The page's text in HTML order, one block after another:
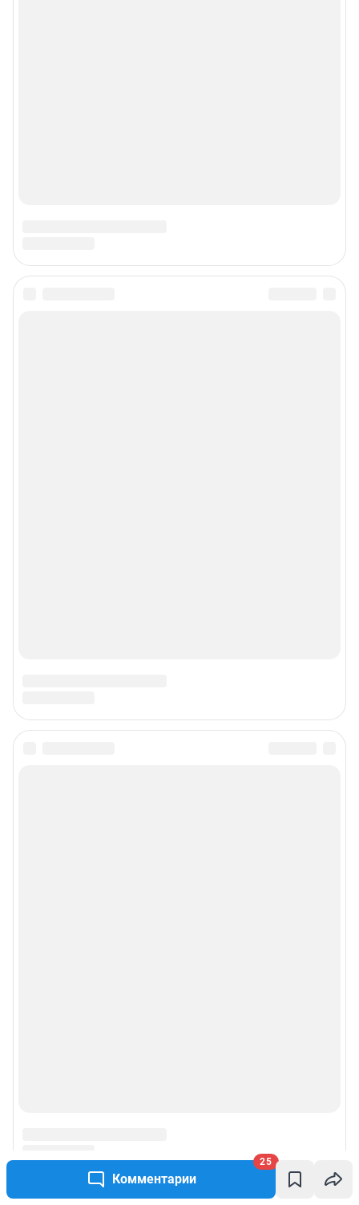
Комментарии
25